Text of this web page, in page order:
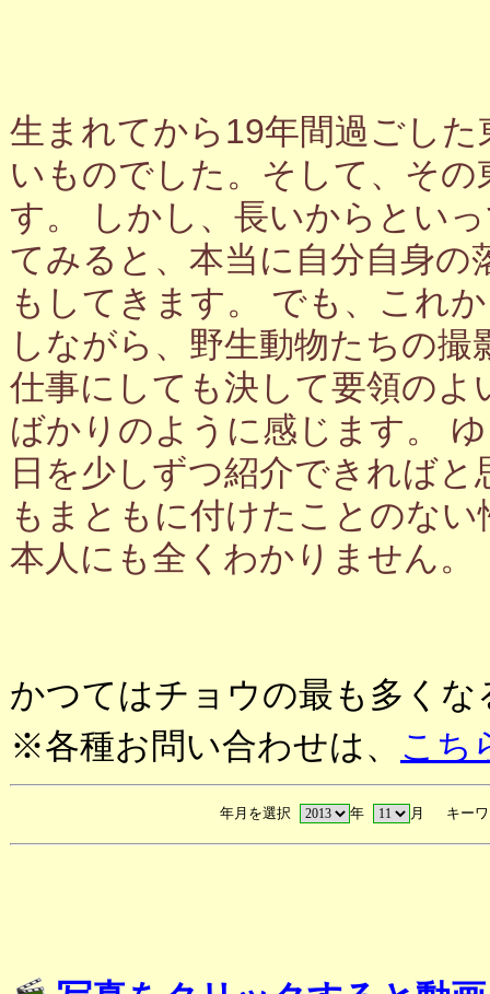
生まれてから19年間過ごし
いものでした。そして、そ
す。 しかし、長いからとい
てみると、本当に自分自身
もしてきます。 でも、これ
しながら、野生動物たちの
仕事にしても決して要領の
ばかりのように感じます。
日を少しずつ紹介できれば
もまともに付けたことのな
本人にも全くわかりません。
かつてはチョウの最も多く
※各種お問い合わせは、 こち
年月を選択 年 月 キーワ